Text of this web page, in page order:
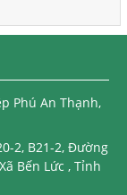
Phú An Thạnh,
2, B21-2, Đường
Bến Lức , Tỉnh